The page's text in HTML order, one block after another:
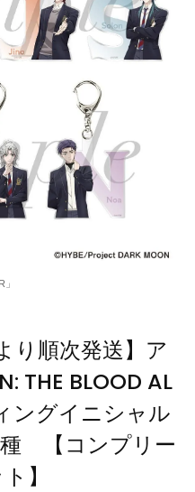
り順次発送】ア
THE BLOOD AL
グイニシャル
【コンプリー
】